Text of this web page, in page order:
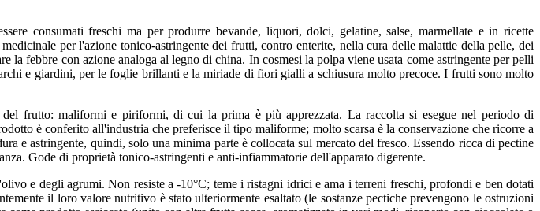
consumati freschi ma per produrre bevande, liquori, dolci, gelatine, salse, marmellate e in ricette
per l'azione tonico-astringente dei frutti, contro enterite, nella cura delle malattie della pelle, dei
febbre con azione analoga al legno di china. In cosmesi la polpa viene usata come astringente per pelli
e giardini, per le foglie brillanti e la miriade di fiori gialli a schiusura molto precoce. I frutti sono molto
frutto: maliformi e piriformi, di cui la prima è più apprezzata. La raccolta si esegue nel periodo di
è conferito all'industria che preferisce il tipo maliforme; molto scarsa è la conservazione che ricorre a
e astringente, quindi, solo una minima parte è collocata sul mercato del fresco. Essendo ricca di pectine
Gode di proprietà tonico-astringenti e anti-infiammatorie dell'apparato digerente.
e degli agrumi. Non resiste a -10°C; teme i ristagni idrici e ama i terreni freschi, profondi e ben dotati
il loro valore nutritivo è stato ulteriormente esaltato (le sostanze pectiche prevengono le ostruzioni